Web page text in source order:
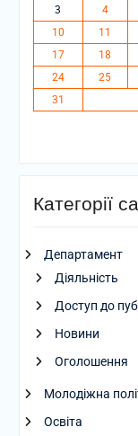
3
4
10
11
17
18
24
25
31
Категорії
Департамент
Діяльність
Доступ до
Новини
Оголошення
Молодіжна
Освіта